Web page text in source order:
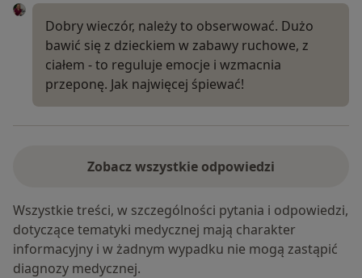
Dobry wieczór, należy to obserwować. Dużo
bawić się z dzieckiem w zabawy ruchowe, z
ciałem - to reguluje emocje i wzmacnia
przeponę. Jak najwięcej śpiewać!
Zobacz wszystkie odpowiedzi
Wszystkie treści, w szczególności pytania i odpowiedzi,
dotyczące tematyki medycznej mają charakter
informacyjny i w żadnym wypadku nie mogą zastąpić
diagnozy medycznej.